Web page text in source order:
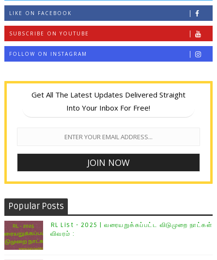
LIKE ON FACEBOOK
SUBSCRIBE ON YOUTUBE
FOLLOW ON INSTAGRAM
Get All The Latest Updates Delivered Straight
Into Your Inbox For Free!
Popular Posts
RL List - 2025 | வரையறுக்கப்பட்ட விடுமுறை நாட்கள்
விவரம் :